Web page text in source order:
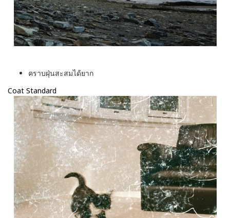
คราบฝุ่นสะสมได้ยาก
Coat Standard